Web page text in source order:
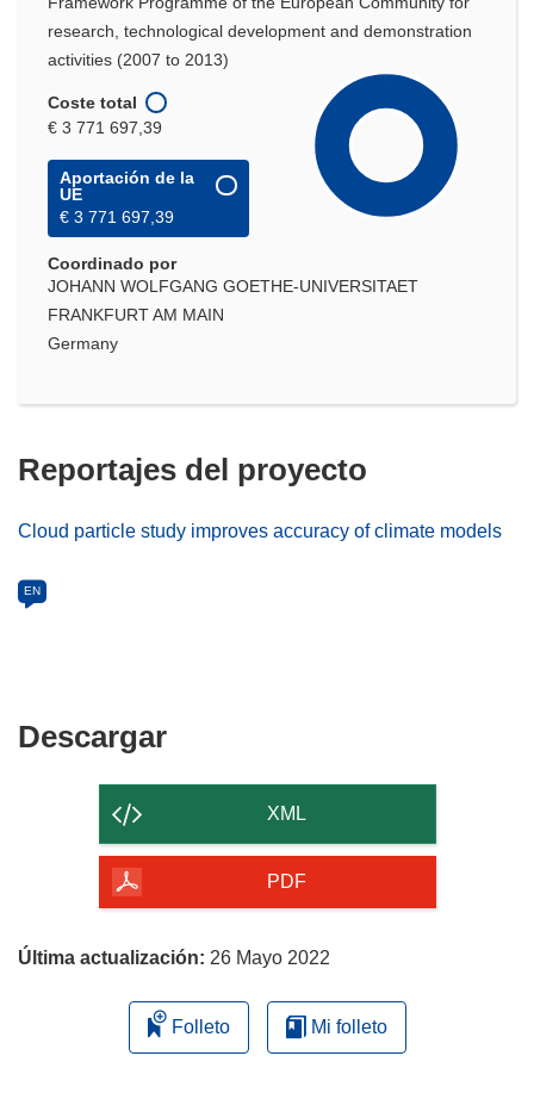
research, technological development and demonstration
activities (2007 to 2013)
Coste total
€ 3 771 697,39
Aportación de la
UE
€ 3 771 697,39
Coordinado por
JOHANN WOLFGANG GOETHE-UNIVERSITAET
FRANKFURT AM MAIN
Germany
Reportajes del proyecto
Cloud particle study improves accuracy of climate models
EN
DescargarDescargar
contenido
de
página
XML
PDF
Última actualización: 26 Mayo 2022
Folleto Mi folleto